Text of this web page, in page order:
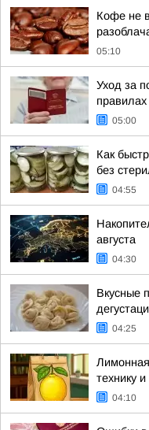
Кофе не
05:10
Уход за
05:00
Как
без
04:55
августа
04:30
Вкусные
04:25
Лимонная
технику
04:10